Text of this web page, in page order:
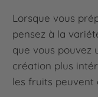
Lorsque vous
pensez à la
que vous pouvez
création plus
les fruits peuvent